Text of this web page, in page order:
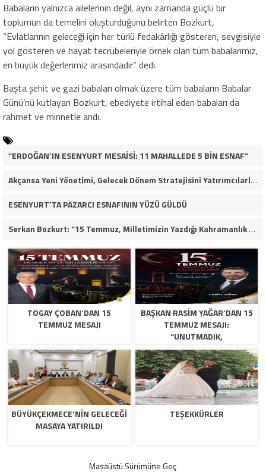
Babaların yalnızca ailelerinin değil, aynı zamanda güçlü bir
toplumun da temelini oluşturduğunu belirten Bozkurt,
“Evlatlarının geleceği için her türlü fedakârlığı gösteren, sevgisiyle
yol gösteren ve hayat tecrübeleriyle örnek olan tüm babalarımız,
en büyük değerlerimiz arasındadır” dedi.
Başta şehit ve gazi babaları olmak üzere tüm babaların Babalar
Günü’nü kutlayan Bozkurt, ebediyete irtihal eden babaları da
rahmet ve minnetle andı.
“ERDOĞAN’IN ESENYURT MESAİSİ: 11 MAHALLEDE 5 BİN ESNAF”
Akçansa Yeni Yönetimi, Gelecek Dönem Stratejisini Yatırımcılarla Paylaştı
ESENYURT’TA PAZARCI ESNAFININ YÜZÜ GÜLDÜ
Serkan Bozkurt: “15 Temmuz, Milletimizin Yazdığı Kahramanlık Destanıdır”
TOGAY ÇOBAN’DAN 15
TEMMUZ MESAJI
BAŞKAN RASIM YAĞAR’DAN 15
TEMMUZ MESAJI:
“UNUTMADIK,
UNUTTURMAYACAĞIZ”
BÜYÜKÇEKMECE’NİN GELECEĞİ
MASAYA YATIRILDI
TEŞEKKÜRLER
Masaüstü Sürümüne Geç